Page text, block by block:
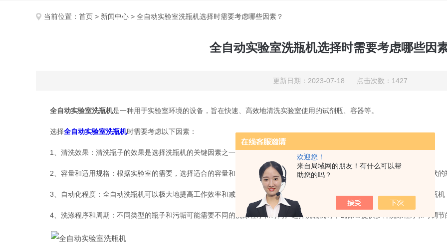
欢迎您！
来自局域网的朋友！有什么可以帮
助您的吗？
当前位置： 首页 > 新闻中心 > 全自动实验室洗瓶机选择时需要考虑哪些因素？
全自动实验室洗瓶机选择时需要考虑哪些因
更新日期：2023-07-18 点击次数：1427
全自动实验室洗瓶机是一种用于实验室环境的设备，旨在快速、高效地清洗实验室使用的试剂瓶、容器等。
选择全自动实验室洗瓶机时需要考虑以下因素：
1、清洗效果：清洗瓶子的效果是选择洗瓶机的关键因素之一。确保洗瓶机能够清洗瓶子表面的污垢、残留物和细菌。
2、容量和适用规格：根据实验室的需要，选择适合的容量和瓶子规格的洗瓶机。特别是考虑到实验室可能使用不同尺寸和形状
3、自动化程度：全自动洗瓶机可以极大地提高工作效率和减少人力成本。根据实验室的需求，选择具有适当自动化功能的洗瓶
4、洗涤程序和周期：不同类型的瓶子和污垢可能需要不同的洗涤程序和时间。选择洗瓶机时，确保它提供多种洗涤程序和可调节